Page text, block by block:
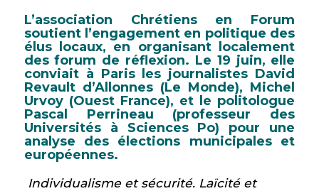
L’association Chrétiens en Forum
soutient l’engagement en politique des
élus locaux, en organisant localement
des forum de réflexion. Le 19 juin, elle
conviait à Paris les journalistes David
Revault d’Allonnes (Le Monde), Michel
Urvoy (Ouest France), et le politologue
Pascal Perrineau (professeur des
Universités à Sciences Po) pour une
analyse des élections municipales et
européennes.
Individualisme et sécurité. Laïcité et